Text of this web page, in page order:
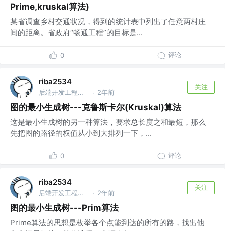
Prime,kruskal算法)
某省调查乡村交通状况，得到的统计表中列出了任意两村庄
间的距离。省政府“畅通工程”的目标是...
0 评论
riba2534
后端开发工程师 @字节跳动 · 2年前
关注
图的最小生成树---克鲁斯卡尔(Kruskal)算法
这是最小生成树的另一种算法，要求总长度之和最短，那么
先把图的路径的权值从小到大排列一下，...
0 评论
riba2534
后端开发工程师 @字节跳动 · 2年前
关注
图的最小生成树---Prim算法
Prime算法的思想是枚举各个点能到达的所有的路，找出他